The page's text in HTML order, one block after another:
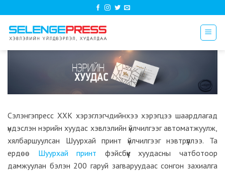
to
content
Сэлэнгэпресс ХХК хэрэглэгчдийнхээ хэрэгцээ шаардлагад
үндэслэн нэрийн хуудас хэвлэлийн үйлчилгээг автоматжуулж,
хялбаршуулсан Шуурхай принт үйлчилгээг нэвтрүүллээ. Та
ердөө Шуурхай принт фэйсбүүк хуудасны чатботоор
дамжуулан бэлэн 200 гаруй загваруудаас сонгон захиалга